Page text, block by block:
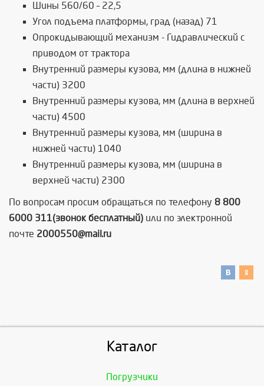
Шины 560/60 – 22,5
Угол подъема платформы, град (назад) 71
Опрокидывающий механизм - Гидравлический с
приводом от трактора
Внутренний размеры кузова, мм (длина в нижней
части) 3200
Внутренний размеры кузова, мм (длина в верхней
части) 4500
Внутренний размеры кузова, мм (ширина в
нижней части) 1040
Внутренний размеры кузова, мм (ширина в
верхней части) 2300
По вопросам просим обращаться по телефону 8 800
6000 311(звонок бесплатный) или по электронной
почте 2000550@mail.ru
Каталог
Погрузчики